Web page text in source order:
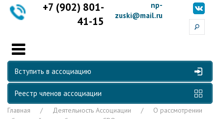
+7 (902) 801-
41-15
np-
zuski@mail.ru
Вступить в ассоциацию
Реестр членов ассоциации
Главная Деятельность Ассоциации
О рассмотрении